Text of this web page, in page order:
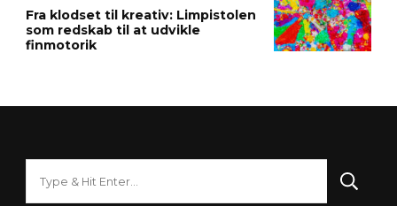
Fra klodset til kreativ: Limpistolen
som redskab til at udvikle
finmotorik